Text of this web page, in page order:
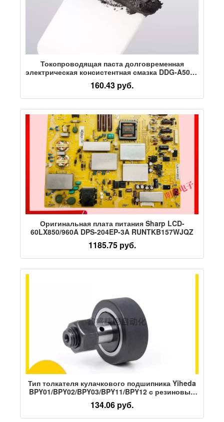
Токопроводящая паста долговременная
электрическая консистентная смазка DDG-A500g
долговременной электропроводящей марки
для высокоэффективного электрического
контакта, стойкости к высоким температурам и
160.43 руб.
Оригинальная плата питания Sharp LCD-
60LX850/960A DPS-204EP-3A RUNTKB157WJQZ
1185.75 руб.
Тип толкателя кулачкового подшипника Yiheda
BPY01/BPY02/BPY03/BPY11/BPY12 с резиновым
покрытием
134.06 руб.